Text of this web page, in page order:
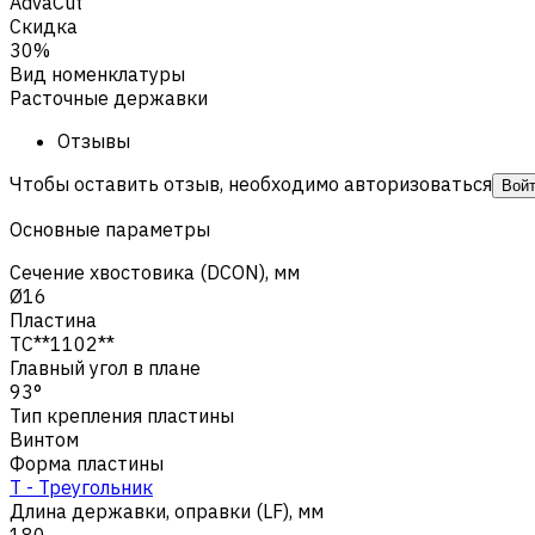
Скидка
30%
Вид номенклатуры
Расточные державки
Отзывы
Чтобы оставить отзыв, необходимо авторизоваться
Основные параметры
Сечение хвостовика (DCON), мм
Ø16
Пластина
TC**1102**
Главный угол в плане
93°
Тип крепления пластины
Винтом
Форма пластины
T - Треугольник
Длина державки, оправки (LF), мм